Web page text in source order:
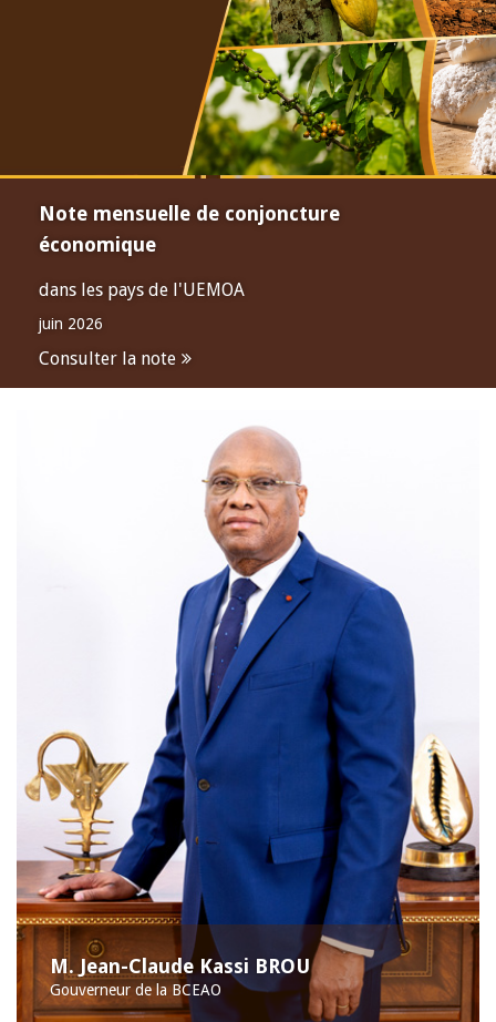
Note mensuelle de conjoncture
économique
dans les pays de l'UEMOA
juin 2026
Consulter la note
M. Jean-Claude Kassi BROU
Gouverneur de la BCEAO